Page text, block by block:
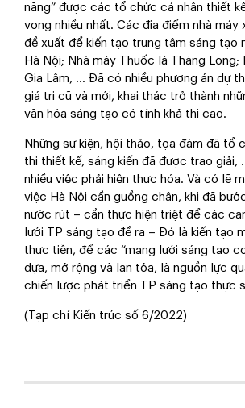
năng” được các tổ chức cá nhân thiết
vọng nhiều nhất. Các địa điểm nhà máy
đề xuất để kiến tạo trung tâm sáng tạo
Hà Nội; Nhà máy Thuốc lá Thăng Long;
Gia Lâm, … Đã có nhiều phương án dự
giá trị cũ và mới, khai thác trở thành
văn hóa sáng tạo có tính khả thi cao.
Những sự kiện, hội thảo, tọa đàm đã tổ
thi thiết kế, sáng kiến đã được trao giải,
nhiều việc phải hiện thực hóa. Và có lẽ
việc Hà Nội cần guồng chân, khi đã
nước rút – cần thực hiện triệt để các
lưới TP sáng tạo đề ra – Đó là kiến tạo
thực tiễn, để các “mạng lưới sáng tạo
dựa, mở rộng và lan tỏa, là nguồn lực
chiến lược phát triển TP sáng tạo thực
(Tạp chí Kiến trúc số 6/2022)